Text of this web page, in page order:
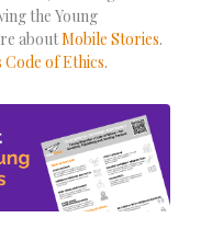
the Young
aboutMobile Stories.
of Ethics.